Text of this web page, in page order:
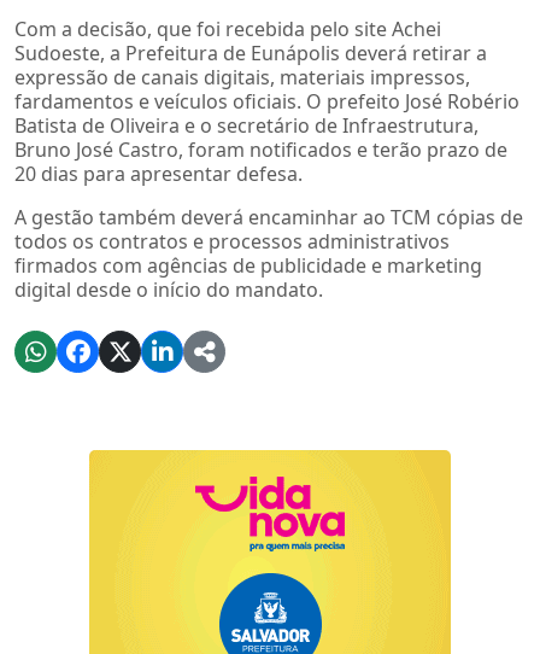
Com a decisão, que foi recebida pelo site Achei
Sudoeste, a Prefeitura de Eunápolis deverá retirar a
expressão de canais digitais, materiais impressos,
fardamentos e veículos oficiais. O prefeito José Robério
Batista de Oliveira e o secretário de Infraestrutura,
Bruno José Castro, foram notificados e terão prazo de
20 dias para apresentar defesa.
A gestão também deverá encaminhar ao TCM cópias de
todos os contratos e processos administrativos
firmados com agências de publicidade e marketing
digital desde o início do mandato.